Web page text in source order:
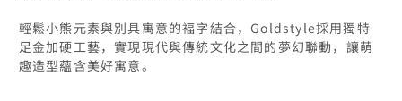
輕鬆小熊元素與別具寓意的褔字結合，Goldstyle採用獨特
足金加硬工藝，實現現代與傳統文化之間的夢幻聯動，讓萌